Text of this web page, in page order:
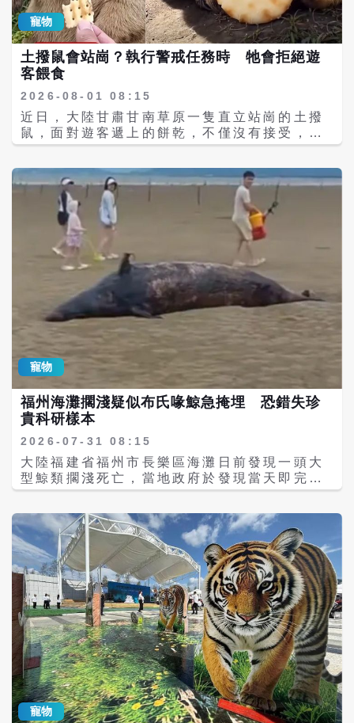
造訪新疆時指定購買的伴手禮。 隨著送羊影片
在網路發酵，「富貴小羊」玩偶的人氣也跟著
攀升。當地業者表示，許多遊客看過影片後，
特地購買玩偶作為旅程紀念，希望把這份來自
新疆的溫暖帶回家。部分文創商店甚至一度供
不應求，工坊每天趕工製作數百隻，仍難以滿
足旅遊旺季的需求，成為新疆最具代表性的文
創商品之一。 有遊客表示，真正令人難忘的並
非伴手禮本身，而是新疆人的熱情。「孩子送
情味。」不少旅人認為，無論是牧區孩子毫無
保留的善意，還是象徵祝福的「富貴小羊」玩
偶，都讓新疆之旅多了一份溫度，也讓人感受
到這片土地最珍貴的，不只是壯麗的自然景
觀，更是真誠待人的文化與情感。
在力量上並非難事。然而，動物專家指出，這
並不代表羊適合作為騎乘動物。 專家解釋，羊
與馬、驢等經過長期役用選育的動物不同，牠
們的脊椎與骨骼結構並非為負重設計。長期承
受騎乘壓力，可能造成腰椎、韌帶及關節持續
行等後遺症。此外，羊屬於反芻動物，腹腔大
部分空間由瘤胃占據，若背部長時間受壓，也
可能影響反芻及消化功能，引發脹氣、食慾下
反抗，更多可能是因為長期與孩子共同生活，
建立起高度信任與習慣，而非真正適合承載騎
乘。牠表現出的溫順，並不代表身體沒有承受
壓力。 其實，騎羊本身也存在安全風險。由於
羊不像馬匹接受過專門訓練，缺乏穩定的平衡
與制動能力，若受到突發聲響、犬隻驚嚇或地
形影響，可能突然急停、跳躍或轉向，容易導
致騎乘者摔落受傷，尤其孩童缺乏防護措施，
更應提高警覺。 近年來，內蒙古牧區曾多次出
現孩童騎羊的影片，包括有孩童雙手放開騎乘
綿羊，以及牧區男童騎著從小餵養長大的羊協
助放牧等畫面，皆因童趣十足而受到網友關
注。由於牧區孩子自幼與牛羊共同生活，彼此
建立深厚信任，因此偶爾出現騎羊互動的情景
並不罕見。 不過，專家呼籲，這類畫面雖然充
滿濃厚的鄉村生活氣息，也展現人與動物之間
的深厚情感，但仍應以尊重動物天性與保障彼
此安全為前提。
寵物
土撥鼠會站崗？執行警戒任務時 牠會拒絕遊
客餵食
2026-08-01 08:15
近日，大陸甘肅甘南草原一隻直立站崗的土撥
鼠，面對遊客遞上的餅乾，不僅沒有接受，還
用前腳將餅乾推開，荔枝新聞畫面曝光後引發
誘惑」。拍攝者蔡先生表示，事後查閱資料得
知，土撥鼠確實具有「哨兵警戒」行為，因此
推測當時牠可能正在留意空中的老鷹等天敵，
沒有分心進食；也可能因已吃飽或不習慣餅乾
等食物，因此拒絕遊客投餵。 其實，土撥鼠
（旱獺）是典型的群居動物，族群會分工合
作，由部分個體擔任「哨兵」。站崗時，牠們
會直立觀察四周環境，隨時注意老鷹、狐狸等
掠食者的動向。一旦發現危險，便會發出警戒
叫聲，提醒其他同伴立刻躲回地洞避難。由於
警戒工作需要高度專注，站崗期間即使附近有
食物，也可能選擇暫時不進食，以確保族群安
全。 近年來，「土撥鼠站崗」影片在社群媒體
上廣泛流傳，不少民眾在四川、甘肅甘南等高
山草原拍到土撥鼠長時間直立瞭望的畫面。有
些影片中，遊客嘗試遞送食物，土撥鼠卻無動
「紀律嚴明的哨兵」。這些逗趣畫面雖然吸引
大量關注，但專家認為，牠們展現的其實是天
生的警戒本能，而非刻意與人互動。 值得注意
觸。人類提供的餅乾、零食等食物不符合牠們
的天然飲食需求，長期投餵可能改變覓食習
性，增加對人類的依賴，也可能影響健康。此
外，部分野生土撥鼠族群可能攜帶鼠疫桿菌等
病原，因此欣賞野生動物時，應保持適當距
離、不觸摸、不投餵，讓牠們維持自然生活方
式，也是保護野生動物與自身安全的重要原
則。
寵物
福州海灘擱淺疑似布氏喙鯨急掩埋 恐錯失珍
貴科研樣本
2026-07-31 08:15
大陸福建省福州市長樂區海灘日前發現一頭大
型鯨類擱淺死亡，當地政府於發現當天即完成
掩埋等無害化處理。不過，由於外界初步研判
beaked whale，Mesoplodon
densirostris），屬於深海稀有鯨種，相關海
洋生物學者認為，若未先完成病理解剖、DNA
採樣及組織保存，恐將失去一次難得的科學研
究機會。 根據《新京報》報導，這頭死亡鯨類
於7月27日在福州長樂海灘被民眾發現，當時
遺體已開始腐敗並散發異味。長樂區農業農村
局表示，基於公共衛生及防疫考量，已於當日
完成無害化處理。 截至目前，官方尚未對外說
明是否已完成病理解剖、生物樣本採集、DNA
分析或骨骼保存等科研程序，引發海洋保育及
鯨豚研究領域關注。 布氏喙鯨屬深海物種 研
究多來自擱淺個體 若最終確認為布氏喙鯨
寵物